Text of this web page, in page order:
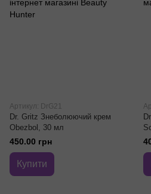
Артикул: DrG21
Dr. Gritz Знеболюючий крем
Obezbol, 30 мл
450.00 грн
Купити